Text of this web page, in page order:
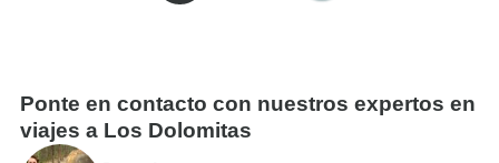
Ponte en contacto con nuestros expertos en
viajes a Los Dolomitas